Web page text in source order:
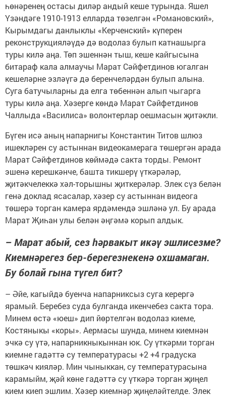
һөнәренең остасы диләр андый кеше турында. Яшел
Үзәндәге 1910-1913 елларда төзелгән «Романовский»,
Кырымдагы данлыклы «Керченский» күперен
реконструкцияләүдә дә водолаз булып катнашырга
туры килә аңа. Төп эшеннән тыш, кеше кайгысына
битараф кала алмаучы Марат Сәйфетдинов югалган
кешеләрне эзләүгә дә беренчеләрдән булып алына.
Суга батучыларны да елга төбеннән алып чыгарга
туры килә аңа. Хәзерге көндә Марат Сәйфетдинов
Чаллыда «Василиса» волонтерлар оешмасын җитәкли.
Бүген исә аның напарнигы Константин Титов шлюз
ишекләрен су астыннан видеокамерага төшергән арада
Марат Сәйфетдинов көймәдә сакта торды. Ремонт
эшенә керешкәнче, башта тикшерү үткәрәләр,
җитәкчелеккә хәл-торышны җиткерәләр. Элек сүз белән
генә доклад ясасалар, хәзер су астыннан видеога
төшерә торган камера ярдәмендә эшләнә ул. Бу арада
Марат Җиһан улы белән әңгәмә корып алдык.
– Марат абый, сез һәрвакыт икәү эшлисезме?
Киемнәрегез бер-берегезнекенә охшамаган.
Бу болай гына түгел бит?
– Әйе, кагыйдә буенча напарниксыз суга керергә
ярамый. Беребез суда булганда икенчебез сакта тора.
Минем өстә «юеш» дип йөртелгән водолаз киеме,
Костяныкы «коры». Аермасы шунда, минем киемнән
эчкә су үтә, напарникныкыннан юк. Су үткәрми торган
киемне гадәттә су температурасы +2 +4 градуска
төшкәч кияләр. Мин чыныккан, су температурасына
карамыйм, җәй көне гадәттә су үткәрә торган җиңел
кием киеп эшлим. Хәзер киемнәр җиңеләйтелде. Элек